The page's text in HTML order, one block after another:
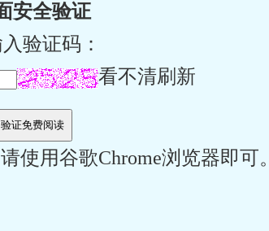
安全验证
验证码：
看不清刷新
使用谷歌Chrome浏览器即可。